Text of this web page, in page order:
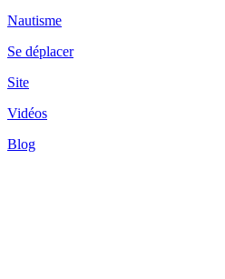
Nautisme
Se déplacer
Site
Vidéos
Blog